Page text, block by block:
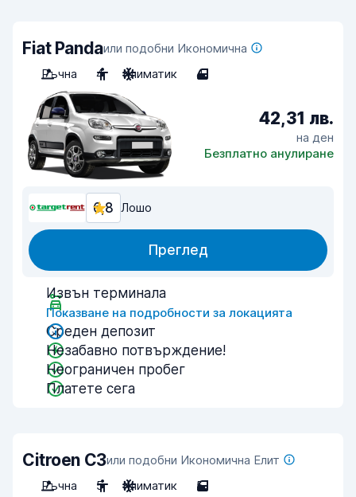
Fiat Pandaили подобни Икономична
Ръчна
4 Климатик 4
42,31 лв.
на ден
Безплатно анулиране
6,8 Лошо
Преглед
Извън терминала
Показване на подробности за локацията
Среден депозит
Незабавно потвърждение!
Неограничен пробег
Платете сега
Citroen C3или подобни Икономична Елит
Ръчна
5 Климатик 5